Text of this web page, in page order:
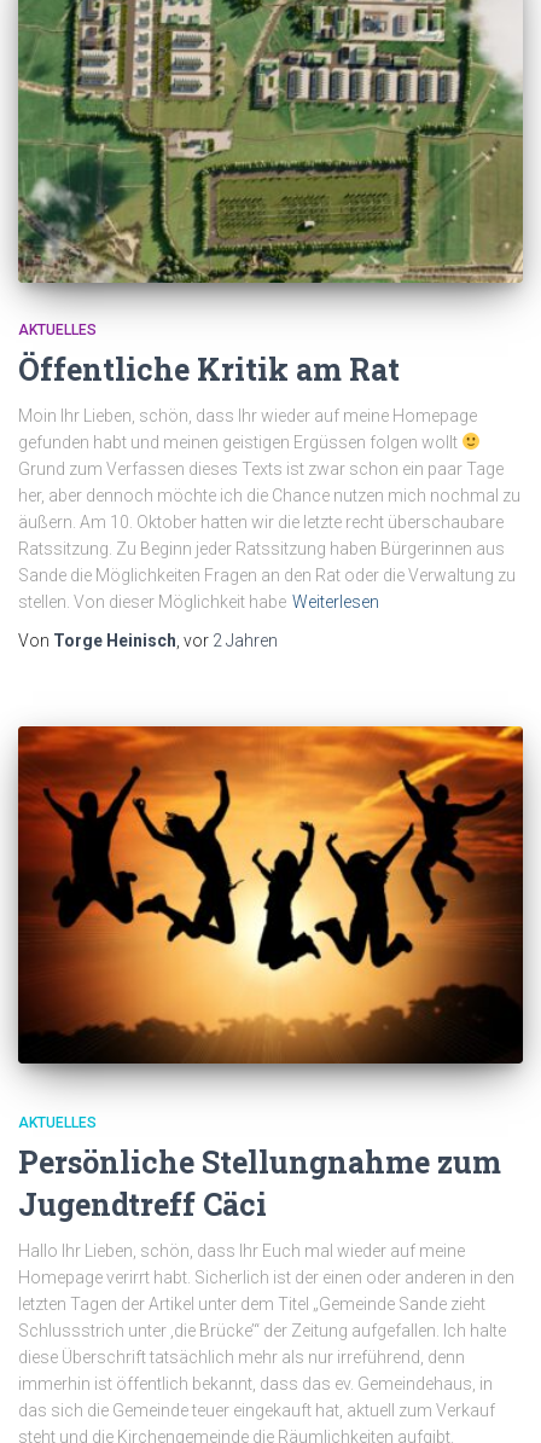
AKTUELLES
Öffentliche Kritik am Rat
Moin Ihr Lieben, schön, dass Ihr wieder auf meine Homepage
gefunden habt und meinen geistigen Ergüssen folgen wollt
Grund zum Verfassen dieses Texts ist zwar schon ein paar Tage
her, aber dennoch möchte ich die Chance nutzen mich nochmal zu
äußern. Am 10. Oktober hatten wir die letzte recht überschaubare
Ratssitzung. Zu Beginn jeder Ratssitzung haben Bürgerinnen aus
Sande die Möglichkeiten Fragen an den Rat oder die Verwaltung zu
stellen. Von dieser Möglichkeit habe Weiterlesen
Von Torge Heinisch , vor 2 Jahren
AKTUELLES
Persönliche Stellungnahme zum
Jugendtreff Cäci
Hallo Ihr Lieben, schön, dass Ihr Euch mal wieder auf meine
Homepage verirrt habt. Sicherlich ist der einen oder anderen in den
letzten Tagen der Artikel unter dem Titel „Gemeinde Sande zieht
Schlussstrich unter ‚die Brücke’“ der Zeitung aufgefallen. Ich halte
diese Überschrift tatsächlich mehr als nur irreführend, denn
immerhin ist öffentlich bekannt, dass das ev. Gemeindehaus, in
das sich die Gemeinde teuer eingekauft hat, aktuell zum Verkauf
steht und die Kirchengemeinde die Räumlichkeiten aufgibt.